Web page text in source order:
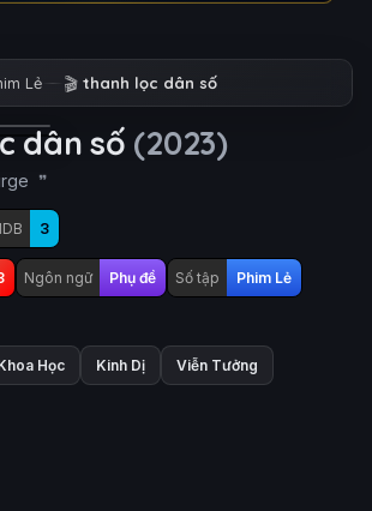
Lẻ 🎬 thanh lọc dân số
dân số (2023)
3
Ngôn ngữ Phụ đề Số tập Phim Lẻ
Học Kinh Dị Viễn Tưởng